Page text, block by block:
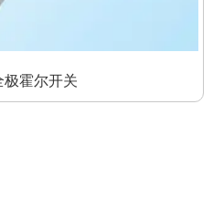
极霍尔开关